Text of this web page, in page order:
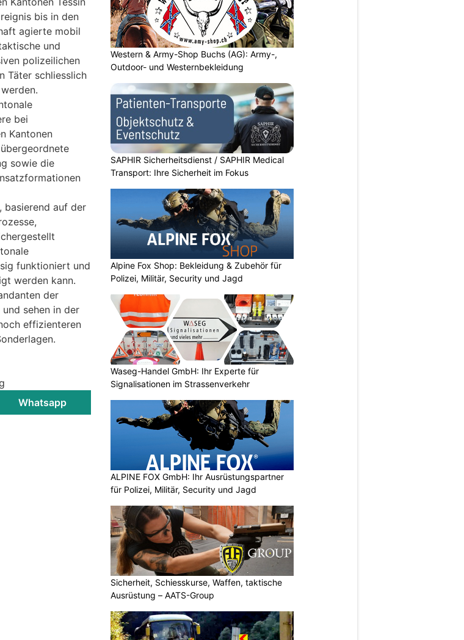
bis in den
agierte mobil
und
polizeilichen
Täter schliesslich
bei
Kantonen
sowie die
basierend auf der
funktioniert und
werden kann.
der
sehen in der
effizienteren
Whatsapp
Western & Army-Shop Buchs (AG): Army-,
Outdoor- und Westernbekleidung
SAPHIR Sicherheitsdienst / SAPHIR Medical
Transport: Ihre Sicherheit im Fokus
Alpine Fox Shop: Bekleidung & Zubehör für
Polizei, Militär, Security und Jagd
Waseg-Handel GmbH: Ihr Experte für
Signalisationen im Strassenverkehr
ALPINE FOX GmbH: Ihr Ausrüstungspartner
für Polizei, Militär, Security und Jagd
Sicherheit, Schiesskurse, Waffen, taktische
Ausrüstung – AATS-Group